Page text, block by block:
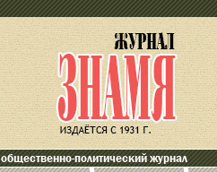
политический журнал